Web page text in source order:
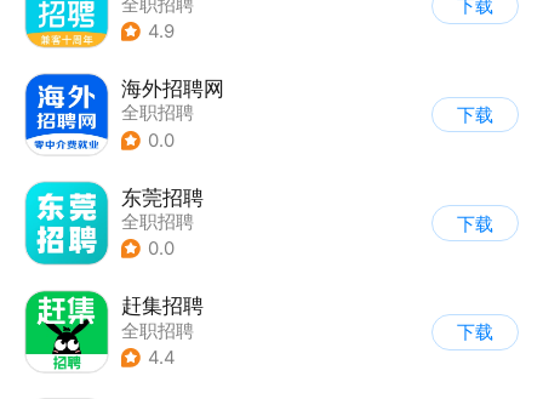
全职招聘
4.9
下载
海外招聘网
全职招聘
0.0
下载
东莞招聘
全职招聘
0.0
下载
赶集招聘
全职招聘
4.4
下载